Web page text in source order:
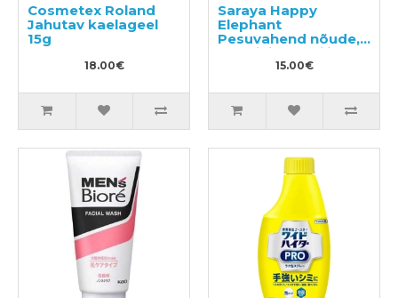
Cosmetex Roland
Jahutav kaelageel
15g
18.00€
Saraya Happy
Elephant
Pesuvahend nõude,
köögi- ja puuviljade
pesemiseks, täide
15.00€